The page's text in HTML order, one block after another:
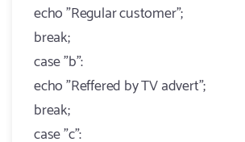
echo "Regular customer";
break;
case "b":
echo "Reffered by TV advert";
break;
case "c":